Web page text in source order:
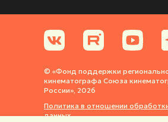
© «Фонд поддержки
кинематографа Союза
России», 2026
Политика в отношении
данных